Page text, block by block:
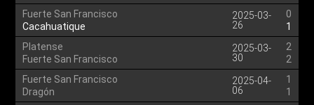
Fuerte San Francisco
Cacahuatique
2025-03-
26
0
1
Platense
Fuerte San Francisco
2025-03-
30
2
2
Fuerte San Francisco
Dragón
2025-04-
06
1
1